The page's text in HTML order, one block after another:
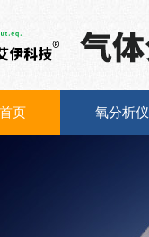
页 氧分析仪